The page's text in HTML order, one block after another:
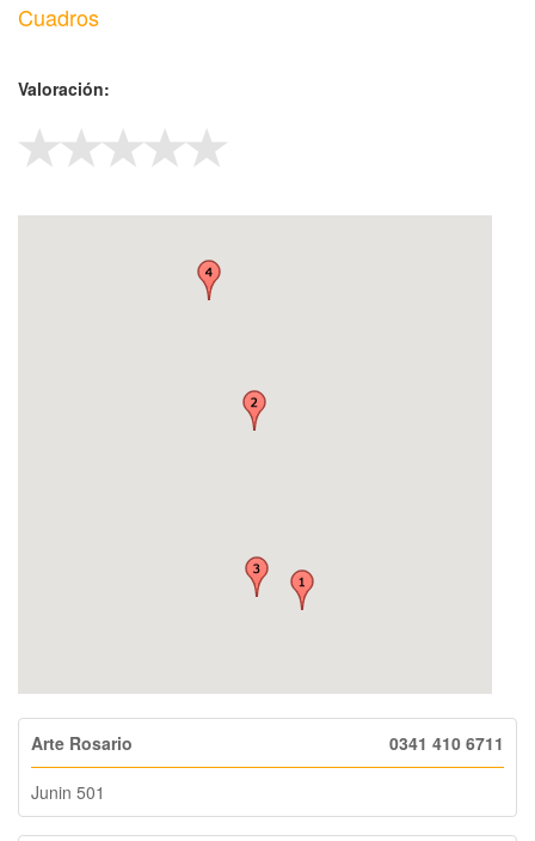
Cuadros
Valoración:
Arte Rosario 0341 410 6711
Junin 501